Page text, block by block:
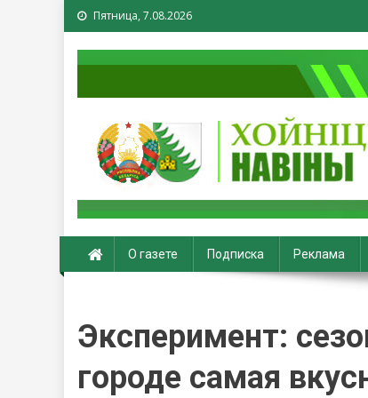
Пятница, 7.08.2026
Хойники. Хойнiцкiя
О газете Подписка Реклама
Эксперимент:
городе самая